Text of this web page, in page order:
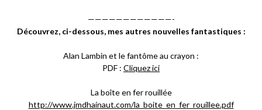
————————————-
Découvrez, ci-dessous, mes autres nouvelles fantastiques :
Alan Lambin et le fantôme au crayon :
PDF : Cliquez ici
La boîte en fer rouillée
http://www.jmdhainaut.com/la_boite_en_fer_rouillee.pdf